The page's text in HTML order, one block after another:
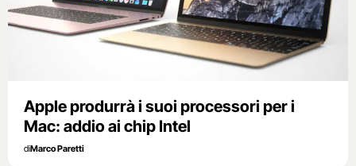
Apple produrrà i suoi processori per i
Mac: addio ai chip Intel
diMarco Paretti